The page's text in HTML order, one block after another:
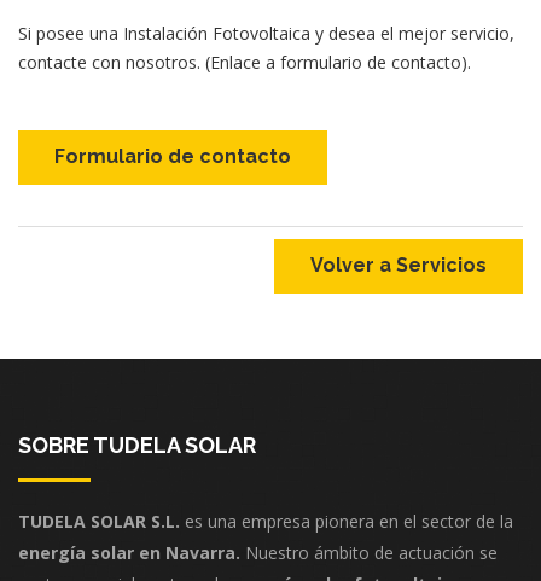
Si posee una Instalación Fotovoltaica y desea el mejor servicio,
contacte con nosotros. (Enlace a formulario de contacto).
Formulario de contacto
Volver a Servicios
SOBRE TUDELA SOLAR
TUDELA SOLAR S.L. es una empresa pionera en el sector de la
energía solar en Navarra. Nuestro ámbito de actuación se